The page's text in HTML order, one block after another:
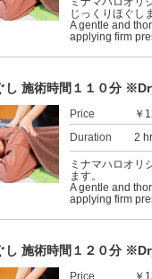
じっくりほぐし
A gentle and
applying firm
し 施術時間１１０分
Price
￥
Duration
2
ミナマハロオリ
ます。
A gentle and
applying firm
し 施術時間１２０分
Price
￥